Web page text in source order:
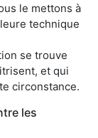
le mettons à
technique
se trouve
et qui
circonstance.
les